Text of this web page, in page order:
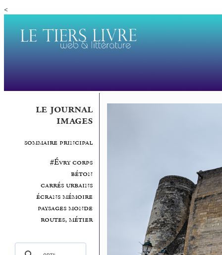
<
le journal
images
sommaire principal
#Évry corps
béton
carrés urbains
écrans mémoire
paysages monde
routes, métier